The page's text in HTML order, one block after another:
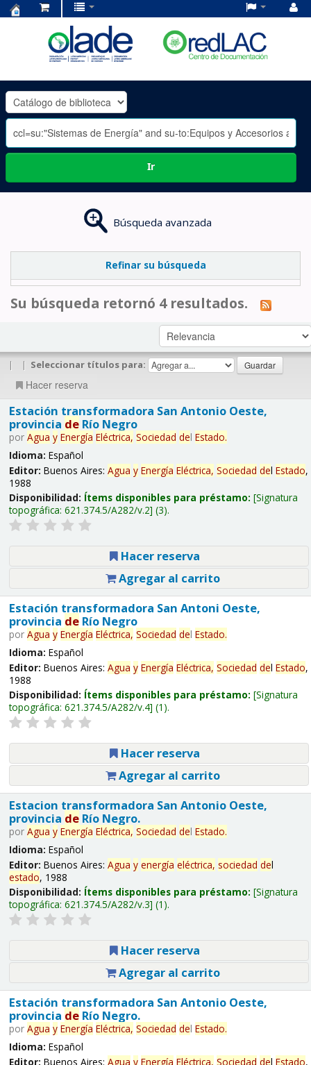
OLADE
-
Ir
Búsqueda avanzada
Refinar su búsqueda
Su búsqueda retornó 4 resultados.
| | Seleccionar títulos para:
Hacer reserva
Estación transformadora San Antonio Oeste,
provincia deRío Negro
por Agua y Energía Eléctrica, Sociedad del Estado.
Idioma: Español
Editor: Buenos Aires: Agua y Energía Eléctrica, Sociedad del Estado,
1988
Disponibilidad: Ítems disponibles para préstamo: Signatura
topográfica: 621.374.5/A282/v.2 (3).
Hacer reserva
Agregar al carrito
Estación transformadora San Antoni Oeste,
provincia deRío Negro
por Agua y Energía Eléctrica, Sociedad del Estado.
Idioma: Español
Editor: Buenos Aires: Agua y Energía Eléctrica, Sociedad del Estado,
1988
Disponibilidad: Ítems disponibles para préstamo: Signatura
topográfica: 621.374.5/A282/v.4 (1).
Hacer reserva
Agregar al carrito
Estacion transformadora San Antonio Oeste,
provincia deRío Negro.
por Agua y Energía Eléctrica, Sociedad del Estado.
Idioma: Español
Editor: Buenos Aires: Agua y energía eléctrica, sociedad del
estado, 1988
Disponibilidad: Ítems disponibles para préstamo: Signatura
topográfica: 621.374.5/A282/v.3 (1).
Hacer reserva
Agregar al carrito
Estación transformadora San Antonio Oeste,
provincia deRío Negro.
por Agua y Energía Eléctrica, Sociedad del Estado.
Idioma: Español
Editor: Buenos Aires: Agua y Energía Eléctrica, Sociedad del Estado,